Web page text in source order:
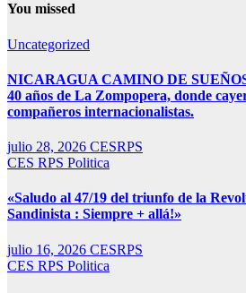
You missed
Uncategorized
NICARAGUA CAMINO DE
40 años de La Zompopera, donde
compañeros internacionalistas.
julio 28, 2026 CESRPS
CES RPS Politica
«Saludo al 47/19 del triunfo de la
Sandinista : Siempre + allá!»
julio 16, 2026 CESRPS
CES RPS Politica